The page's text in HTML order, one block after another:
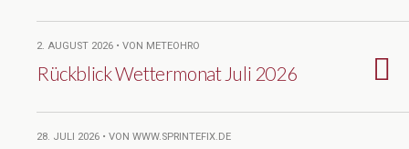
2. AUGUST 2026 • VON METEOHRO
Rückblick Wettermonat Juli 2026
28. JULI 2026 • VON WWW.SPRINTEFIX.DE